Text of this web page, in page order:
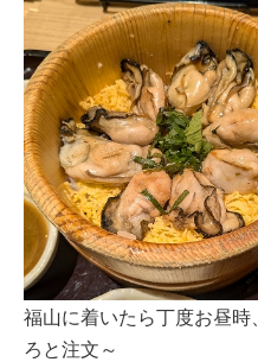
福山に着いたら丁度お昼
ろと注文～